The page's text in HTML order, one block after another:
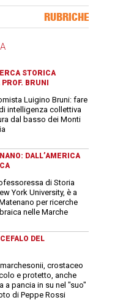
RUBRICHE
STORICA
BRUNI
Luigino Bruni: fare
intelligenza collettiva
dal basso dei Monti
DALL’AMERICA
di Storia
York University, è a
per ricerche
nelle Marche
DEL
crostaceo
e protetto, anche
a pancia in su nel "suo"
di Peppe Rossi